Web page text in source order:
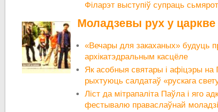
Філарэт выступіў супраць
Моладзевы рух у царкве
«Вечары для закаханых» будуць
архікатэдральным касцёле
Як асобныя святары і афіцэры на
рыхтуюць салдатаў «рускага
Ліст да мітрапаліта Паўла і яго
фестывалю праваслаўнай моладзі